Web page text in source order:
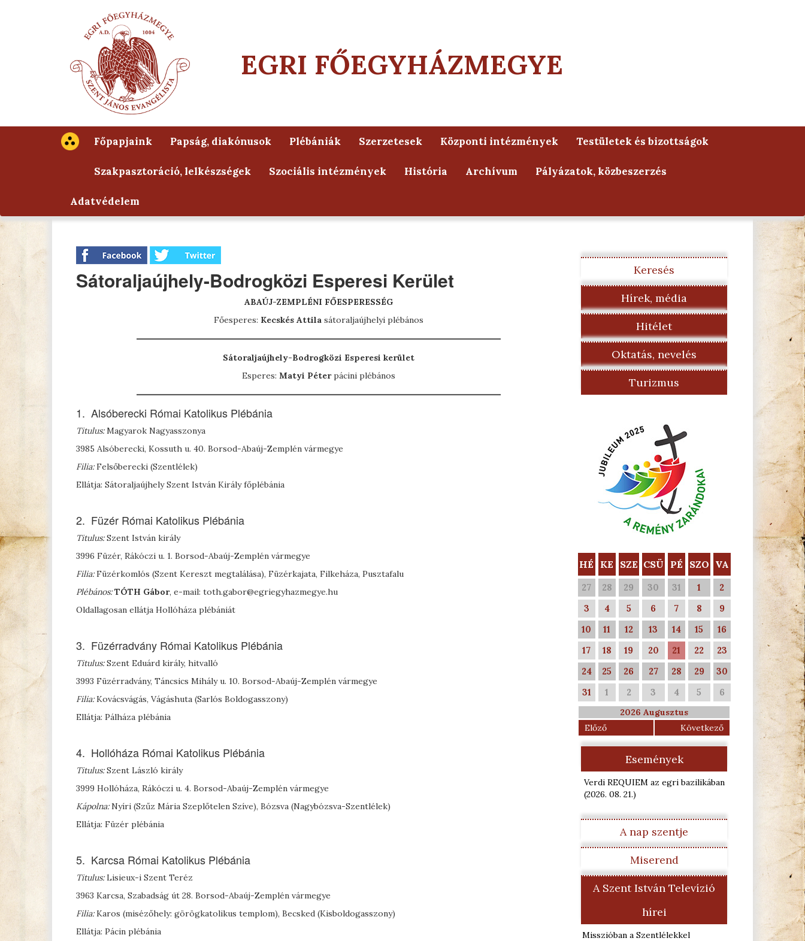
EGRI FŐEGYHÁZMEGYE
Főpapjaink Papság, diakónusok Plébániák Szerzetesek Központi intézmények Testületek és bizottságok
Szakpasztoráció, lelkészségek Szociális intézmények História Archívum Pályázatok, közbeszerzés
Adatvédelem
Sátoraljaújhely-Bodrogközi Esperesi Kerület
ABAÚJ-ZEMPLÉNI FŐESPERESSÉG
Főesperes: Kecskés Attila sátoraljaújhelyi plébános
Sátoraljaújhely-Bodrogközi Esperesi kerület
Esperes: Matyi Péterpácini plébános
1. Alsóberecki Római Katolikus Plébánia
Titulus: Magyarok Nagyasszonya
3985 Alsóberecki, Kossuth u. 40. Borsod-Abaúj-Zemplén vármegye
Filia:Felsőberecki (Szentlélek)
Ellátja: Sátoraljaújhely Szent István Király főplébánia
2. Füzér Római Katolikus Plébánia
Titulus:Szent István király
3996 Füzér, Rákóczi u. 1. Borsod-Abaúj-Zemplén vármegye
Filia:Füzérkomlós (Szent Kereszt megtalálása), Füzérkajata, Filkeháza, Pusztafalu
Plébános:TÓTH Gábor, e-mail: toth.gabor@egriegyhazmegye.hu
Oldallagosan ellátja Hollóháza plébániát
3. Füzérradvány Római Katolikus Plébánia
Titulus:Szent Eduárd király, hitvalló
3993 Füzérradvány, Táncsics Mihály u. 10. Borsod-Abaúj-Zemplén vármegye
Filia:Kovácsvágás, Vágáshuta (Sarlós Boldogasszony)
Ellátja: Pálháza plébánia
4. Hollóháza Római Katolikus Plébánia
Titulus:Szent László király
3999 Hollóháza, Rákóczi u. 4. Borsod-Abaúj-Zemplén vármegye
Kápolna:Nyíri (Szűz Mária Szeplőtelen Szíve), Bózsva (Nagybózsva-Szentlélek)
Ellátja: Füzér plébánia
5. Karcsa Római Katolikus Plébánia
Titulus: Lisieux-i Szent Teréz
3963 Karcsa, Szabadság út 28. Borsod-Abaúj-Zemplén vármegye
Filia:Karos (misézőhely: görögkatolikus templom), Becsked (Kisboldogasszony)
Ellátja: Pácin plébánia
Keresés
Hírek, média
Hitélet
Oktatás, nevelés
Turizmus
HÉ KE SZE CSÜ PÉ SZO VA
27 28 29 30 31 1
2
3
4 5 6 7 8
9
10
11 12 13 14 15
16
17
18 19 20 21 22
23
24
25 26 27 28 29
30
31
1 2 3 4 5 6
2026 Augusztus
Előző
Következő
Események
Verdi REQUIEM az egri bazilikában
(2026. 08. 21.)
A nap szentje
Miserend
A Szent István Televízió
hírei
Misszióban a Szentlélekkel